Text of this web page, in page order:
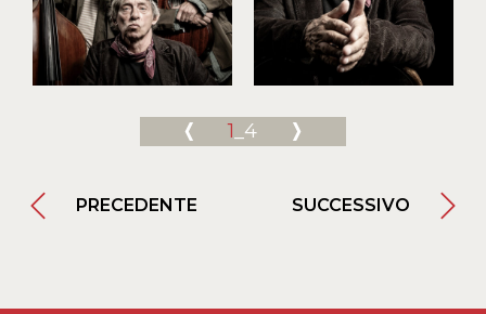
1 _4
PRECEDENTE SUCCESSIVO